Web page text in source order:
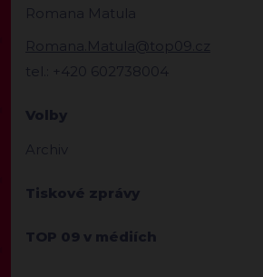
Romana Matula
Romana.Matula@top09.cz
tel.: +420 602738004
Volby
Archiv
Tiskové zprávy
TOP 09 v médiích